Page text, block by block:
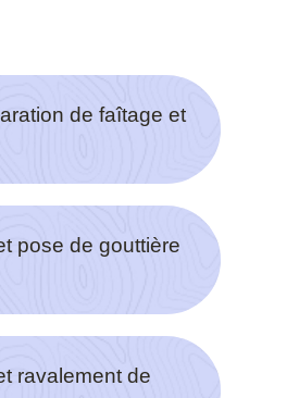
de faîtage et
pose de gouttière
ravalement de